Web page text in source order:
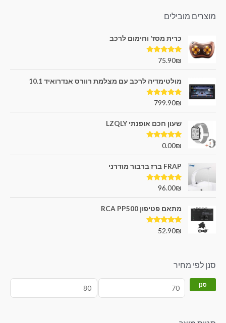
מוצרים מובילים
כרית מסז' וחימום לרכב
דורג5.00
75.90₪
מולטימדיה לרכב עם מצלמת רוורס אנדרואיד 10.1
דורג5.00
799.90₪
שעון חכם אופנתי LZQLY
דורג5.00
0.00₪
FRAP ברז ברבור מודרני
דורג5.00
96.00₪
מתאם פטיפון RCA PP500
דורג5.00
52.90₪
סנן לפי מחיר
סנן